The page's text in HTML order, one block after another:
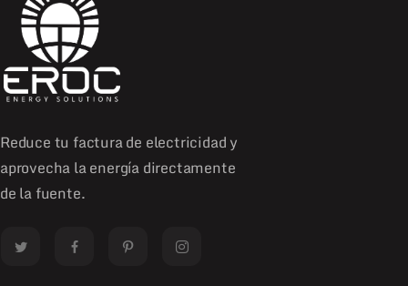
Reduce tu factura de electricidad y
aprovecha la energía directamente
de la fuente.